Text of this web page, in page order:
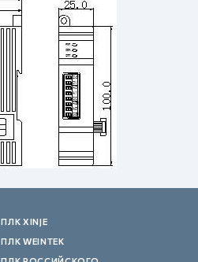
ПЛК XINJE
ПЛК WEINTEK